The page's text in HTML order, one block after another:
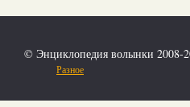
© Энциклопедия волынки 2008-
Разное